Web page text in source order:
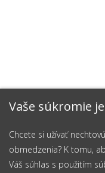
Vaše súkromie
Chcete si užívať
obmedzenia? K tomu,
Váš súhlas s použitím